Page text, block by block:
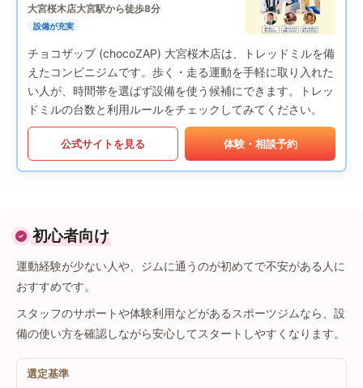
大宮桜木店大宮駅から徒歩8分
設備が充実
チョコザップ (chocoZAP) 大宮桜木店は、トレッドミルを備
えたコンビニジムです。歩く・走る運動を手軽に取り入れた
い人が、時間帯を選ばず設備を使う候補にできます。トレッ
ドミルの台数と利用ルールをチェックしてみてください。
公式サイトを見る 体験・相談予約
初心者向け
運動経験が少ない人や、ジムに通うのが初めてで不安がある人に
おすすめです。
スタッフのサポートや体験利用などがあるスポーツジムなら、設
備の使い方を確認しながら安心してスタートしやすくなります。
選定基準